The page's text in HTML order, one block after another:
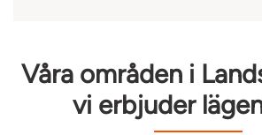
Våra områden i
vi erbjuder